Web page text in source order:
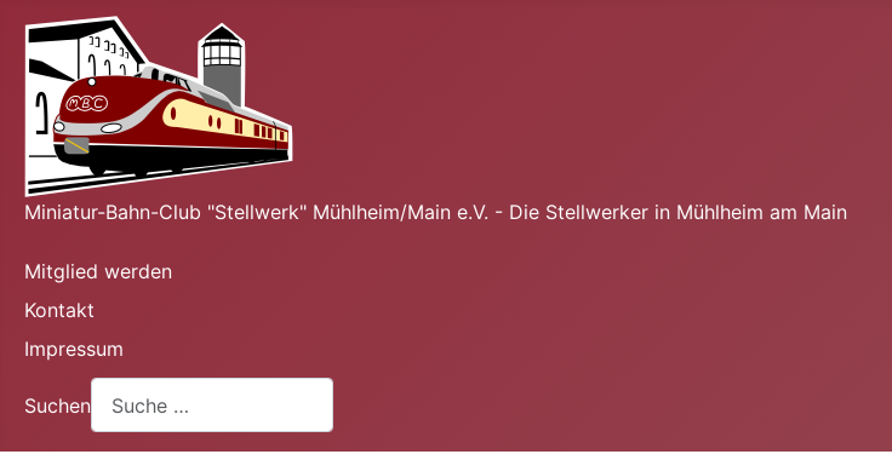
Miniatur-Bahn-Club "Stellwerk" Mühlheim/Main e.V. - Die Stellwerker in Mühlheim am Main
Mitglied werden
Kontakt
Impressum
Suchen